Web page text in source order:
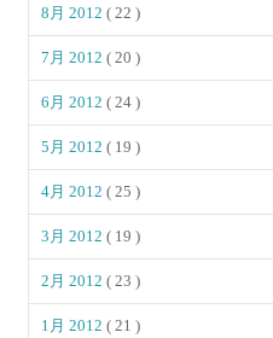
8月 2012( 22 )
7月 2012( 20 )
6月 2012( 24 )
5月 2012( 19 )
4月 2012( 25 )
3月 2012( 19 )
2月 2012( 23 )
1月 2012( 21 )